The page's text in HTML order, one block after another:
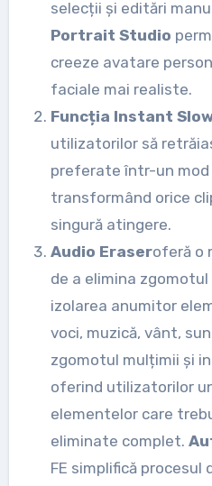
selecții și editări
Portrait Studio
creeze avatare
faciale mai realiste.
Funcția Instant
utilizatorilor să
preferate într-un
transformând orice
singură atingere.
Audio Eraseroferă o
de a elimina
izolarea anumitor
voci, muzică, vânt,
zgomotul mulțimii și
oferind utilizatorilor
elementelor care
eliminate complet.
FE simplifică procesul